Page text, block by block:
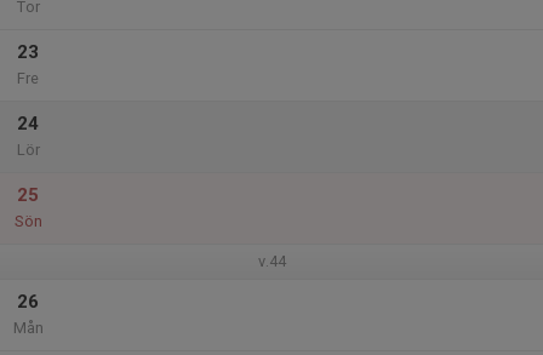
Tor
23
Fre
24
Lör
25
Sön
v.44
26
Mån